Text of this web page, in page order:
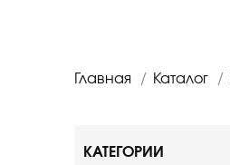
Главная / Каталог /
КАТЕГОРИИ